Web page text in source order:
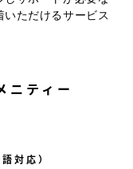
ただけるサービス
ニティー
対応）